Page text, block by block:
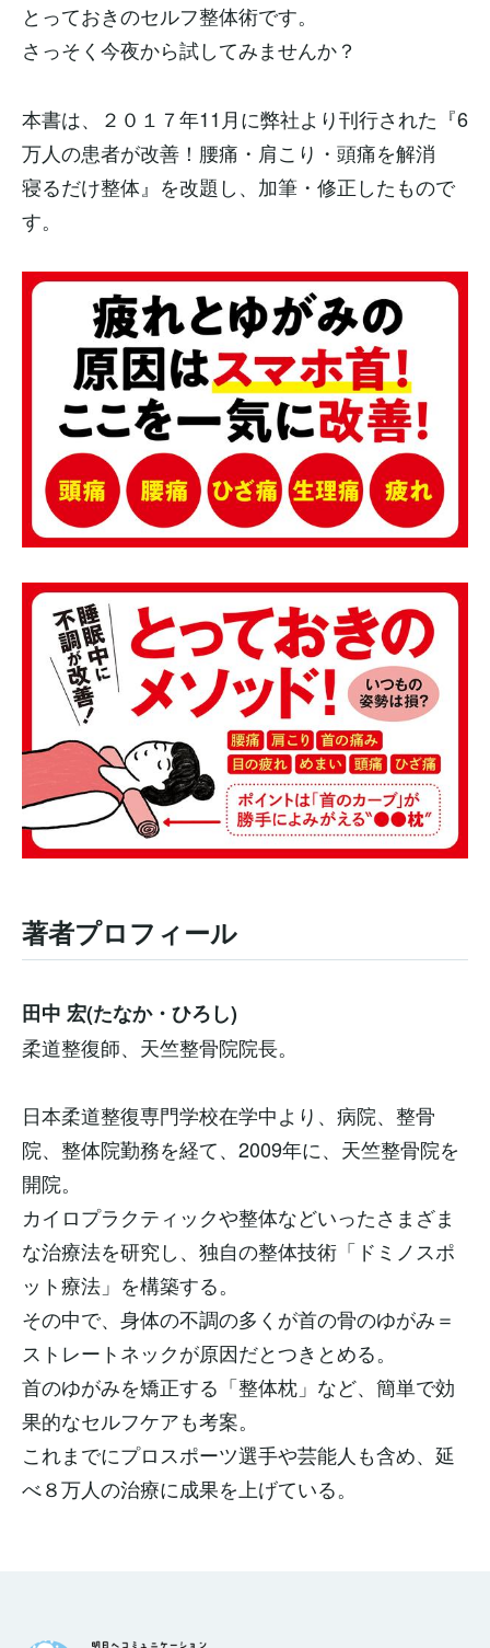
とっておきのセルフ整体術です。
さっそく今夜から試してみませんか？
本書は、２０１７年11月に弊社より刊行された『6
万人の患者が改善！腰痛・肩こり・頭痛を解消
寝るだけ整体』を改題し、加筆・修正したもので
す。
著者プロフィール
田中 宏(たなか・ひろし)
柔道整復師、天竺整骨院院長。
日本柔道整復専門学校在学中より、病院、整骨
院、整体院勤務を経て、2009年に、天竺整骨院を
開院。
カイロプラクティックや整体などいったさまざま
な治療法を研究し、独自の整体技術「ドミノスポ
ット療法」を構築する。
その中で、身体の不調の多くが首の骨のゆがみ＝
ストレートネックが原因だとつきとめる。
首のゆがみを矯正する「整体枕」など、簡単で効
果的なセルフケアも考案。
これまでにプロスポーツ選手や芸能人も含め、延
べ８万人の治療に成果を上げている。